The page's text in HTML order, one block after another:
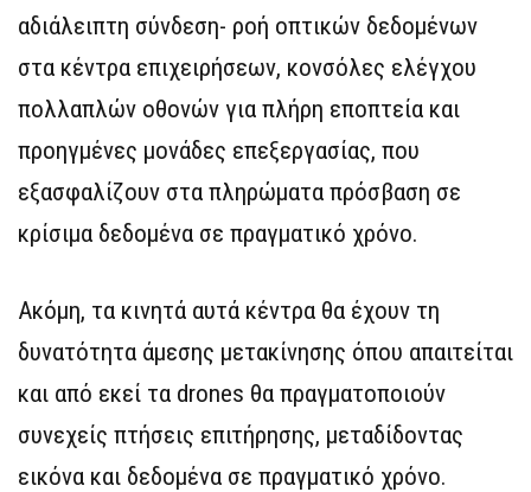
αδιάλειπτη σύνδεση- ροή οπτικών δεδομένων
στα κέντρα επιχειρήσεων, κονσόλες ελέγχου
πολλαπλών οθονών για πλήρη εποπτεία και
προηγμένες μονάδες επεξεργασίας, που
εξασφαλίζουν στα πληρώματα πρόσβαση σε
κρίσιμα δεδομένα σε πραγματικό χρόνο.
Ακόμη, τα κινητά αυτά κέντρα θα έχουν τη
δυνατότητα άμεσης μετακίνησης όπου απαιτείται
και από εκεί τα drones θα πραγματοποιούν
συνεχείς πτήσεις επιτήρησης, μεταδίδοντας
εικόνα και δεδομένα σε πραγματικό χρόνο.